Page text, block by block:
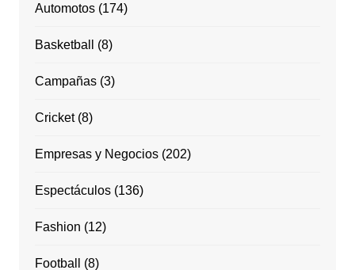
Automotos(174)
Basketball (8)
Campañas(3)
Cricket(8)
Empresas y Negocios(202)
Espectáculos(136)
Fashion (12)
Football (8)